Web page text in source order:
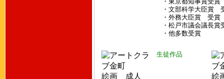
・東京都知事賞受賞
・文部科学大臣賞
・外務大臣賞 受賞
・松戸市議会議長賞
・他多数受賞
生徒作品